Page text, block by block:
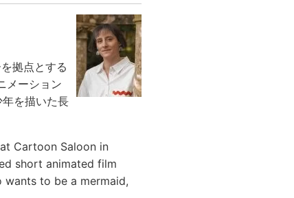
拠点とする
メーション
を描いた長
Cartoon Saloon in
short animated film
wants to be a mermaid,